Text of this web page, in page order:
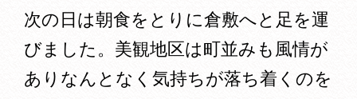
次の日は朝食をとりに倉敷へと足を運
びました。美観地区は町並みも風情が
ありなんとなく気持ちが落ち着くのを